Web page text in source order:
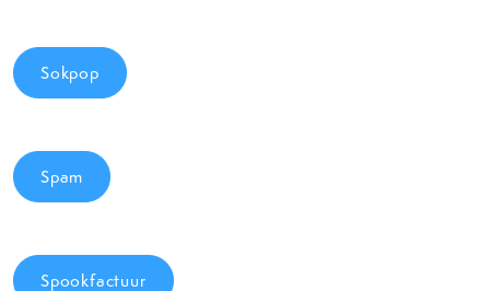
Sokpop
Spam
Spookfactuur